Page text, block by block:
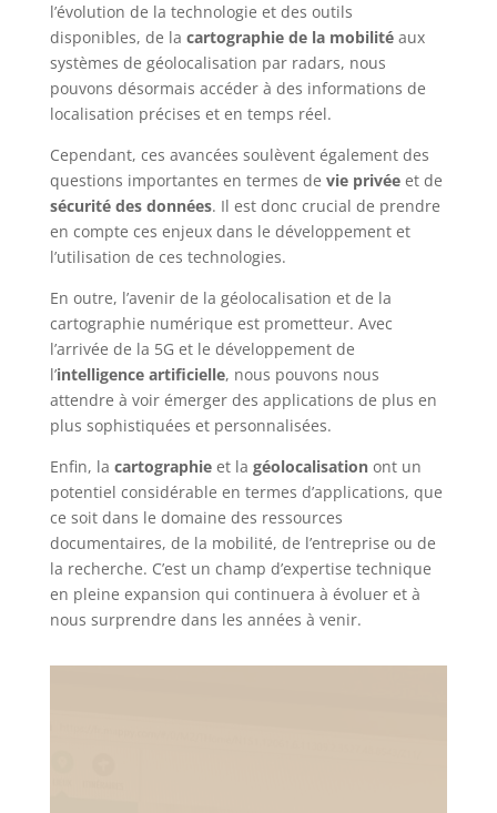
l’évolution de la technologie et des outils
disponibles, de la cartographie de la mobilitéaux
systèmes de géolocalisation par radars, nous
pouvons désormais accéder à des informations de
localisation précises et en temps réel.
Cependant, ces avancées soulèvent également des
questions importantes en termes de vie privéeet de
sécurité des données. Il est donc crucial de prendre
en compte ces enjeux dans le développement et
l’utilisation de ces technologies.
En outre, l’avenir de la géolocalisation et de la
cartographie numérique est prometteur. Avec
l’arrivée de la 5G et le développement de
l’intelligence artificielle, nous pouvons nous
attendre à voir émerger des applications de plus en
plus sophistiquées et personnalisées.
Enfin, la cartographieet la géolocalisationont un
potentiel considérable en termes d’applications, que
ce soit dans le domaine des ressources
documentaires, de la mobilité, de l’entreprise ou de
la recherche. C’est un champ d’expertise technique
en pleine expansion qui continuera à évoluer et à
nous surprendre dans les années à venir.